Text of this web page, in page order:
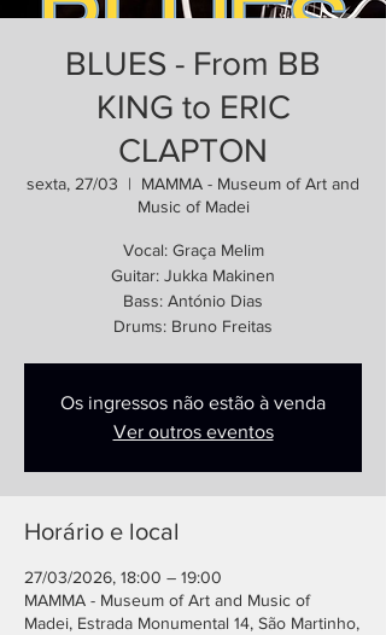
BLUES - From BB
KING to ERIC
CLAPTON
sexta, 27/03
  |
MAMMA - Museum of Art and
Music of Madei
Vocal: Graça Melim
Guitar: Jukka Makinen
Bass: António Dias
Drums: Bruno Freitas
Os ingressos não estão à venda
Ver outros eventos
Horário e local
27/03/2026, 18:00 – 19:00
MAMMA - Museum of Art and Music of
Madei, Estrada Monumental 14, São Martinho,